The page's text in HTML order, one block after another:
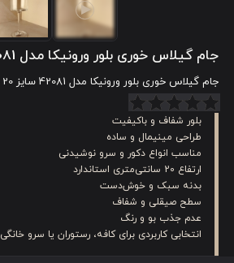
جام گیلاس خوری بلور ورونیکا مدل 42081 سایز 20 سانت
جام گیلاس خوری بلور ورونیکا مدل 42081 سایز 20 سانت
بلور شفاف و باکیفیت
طراحی مینیمال و ساده
مناسب انواع دکور و سرو نوشیدنی
ارتفاع 20 سانتی‌متری استاندارد
بدنه سبک و خوش‌دست
سطح صیقلی و شفاف
عدم جذب بو و رنگ
انتخابی کاربردی برای کافه، رستوران یا سرو خانگی